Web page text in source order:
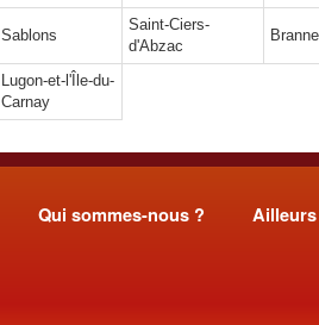
Sablons
Saint-Ciers-
d'Abzac
Branne
Lugon-et-l'Île-du-
Carnay
Qui sommes-nous ?